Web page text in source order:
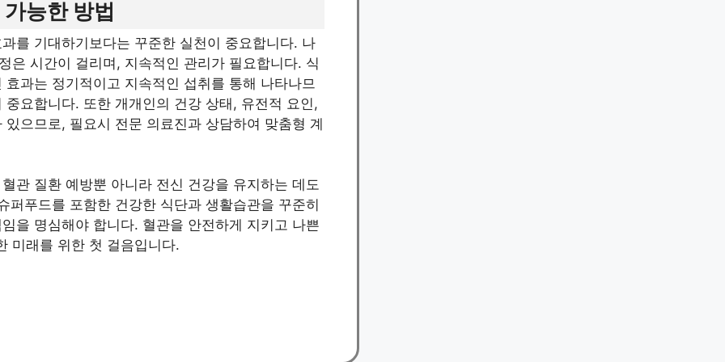
능한 방법
를 기대하기보다는 꾸준한 실천이 중요합니다. 나
은 시간이 걸리며, 지속적인 관리가 필요합니다. 식
과는 정기적이고 지속적인 섭취를 통해 나타나므
요합니다. 또한 개개인의 건강 상태, 유전적 요인,
으므로, 필요시 전문 의료진과 상담하여 맞춤형 계
관 질환 예방뿐 아니라 전신 건강을 유지하는 데도
푸드를 포함한 건강한 식단과 생활습관을 꾸준히
을 명심해야 합니다. 혈관을 안전하게 지키고 나쁜
미래를 위한 첫 걸음입니다.